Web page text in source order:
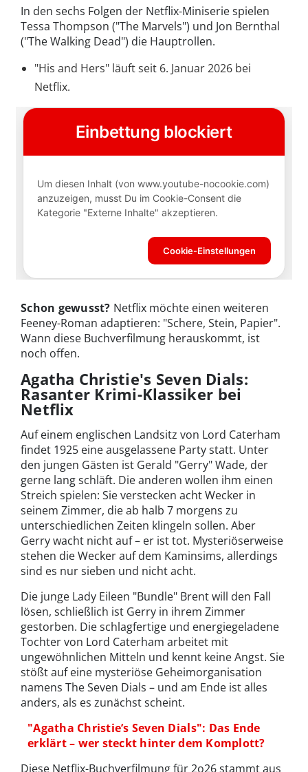
In den sechs Folgen der Netflix-Miniserie spielen
Tessa Thompson ("The Marvels") und Jon Bernthal
("The Walking Dead") die Hauptrollen.
"His and Hers" läuft seit 6. Januar 2026 bei
Netflix.
Schon gewusst? Netflix möchte einen weiteren
Feeney-Roman adaptieren: "Schere, Stein, Papier".
Wann diese Buchverfilmung herauskommt, ist
noch offen.
Agatha Christie's Seven Dials:
Rasanter Krimi-Klassiker bei
Netflix
Auf einem englischen Landsitz von Lord Caterham
findet 1925 eine ausgelassene Party statt. Unter
den jungen Gästen ist Gerald "Gerry" Wade, der
gerne lang schläft. Die anderen wollen ihm einen
Streich spielen: Sie verstecken acht Wecker in
seinem Zimmer, die ab halb 7 morgens zu
unterschiedlichen Zeiten klingeln sollen. Aber
Gerry wacht nicht auf – er ist tot. Mysteriöserweise
stehen die Wecker auf dem Kaminsims, allerdings
sind es nur sieben und nicht acht.
Die junge Lady Eileen "Bundle" Brent will den Fall
lösen, schließlich ist Gerry in ihrem Zimmer
gestorben. Die schlagfertige und energiegeladene
Tochter von Lord Caterham arbeitet mit
ungewöhnlichen Mitteln und kennt keine Angst. Sie
stößt auf eine mysteriöse Geheimorganisation
namens The Seven Dials – und am Ende ist alles
anders, als es zunächst scheint.
"Agatha Christie’s Seven Dials": Das Ende
erklärt – wer steckt hinter dem Komplott?
Diese Netflix-Buchverfilmung für 2o26 stammt aus